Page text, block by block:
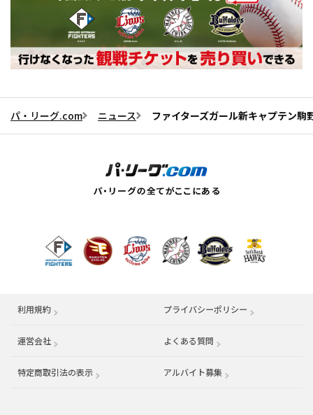
パ・リーグ.com ニュース ファイターズガール新キャプテン
利用規約 プライバシーポリシー
運営会社 （別ウィンドウで開く） よくある質問
特定商取引法の表示 アルバイト募集 （別ウィンドウで開く